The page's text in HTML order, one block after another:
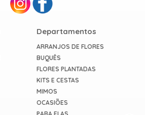
Departamentos
ARRANJOS DE FLORES
BUQUÊS
FLORES PLANTADAS
KITS E CESTAS
MIMOS
OCASIÕES